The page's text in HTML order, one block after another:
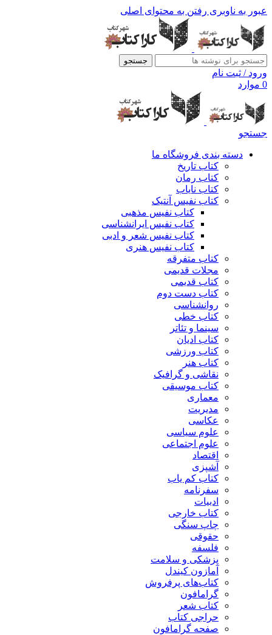
عبور به ناوبری رفتن به محتوای اصلی
جستجو
ورود / ثبت نام
0 موارد
جستجو
دسته بندی فروشگاه ما
کتاب تاریخ
کتاب رمان
کتاب نایاب
کتاب نفیس آنتیک
کتاب نفیس مذهبی
کتاب نفیس ایرانشناسی
کتاب نفیس شعر و ادبی
کتاب نفیس هنری
کتاب متفرقه
مجلات قدیمی
کتاب قدیمی
کتاب دست دوم
روانشناسی
کتاب خطی
سینما و تئاتر
کتاب ادیان
کتاب ورزشی
کتاب هنر
نقاشی و گرافیک
کتاب موسیقی
معماری
مدیریت
عکاسی
علوم سیاسی
علوم اجتماعی
اقتصاد
آشپزی
کتاب کم یاب
سفرنامه
ادبیات
کتاب خارجی
چاپ سنگی
حقوقی
فلسفه
پزشکی و سلامت
آمازون کیندل
کتاب‌های پرفروش
گرامافون
کتاب شعر
حراجی کتاب
صفحه گرامافون